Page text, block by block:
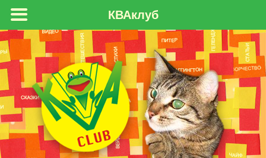
КВАклуб